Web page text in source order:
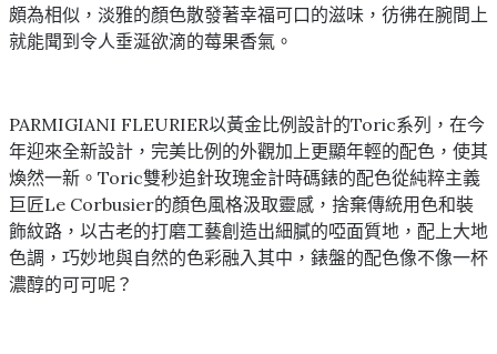
頗為相似，淡雅的顏色散發著幸福可口的滋味，彷彿在腕間上
就能聞到令人垂涎欲滴的莓果香氣。
PARMIGIANI FLEURIER以黃金比例設計的Toric系列，在今
年迎來全新設計，完美比例的外觀加上更顯年輕的配色，使其
煥然一新。Toric雙秒追針玫瑰金計時碼錶的配色從純粹主義
巨匠Le Corbusier的顏色風格汲取靈感，捨棄傳統用色和裝
飾紋路，以古老的打磨工藝創造出細膩的啞面質地，配上大地
色調，巧妙地與自然的色彩融入其中，錶盤的配色像不像一杯
濃醇的可可呢？